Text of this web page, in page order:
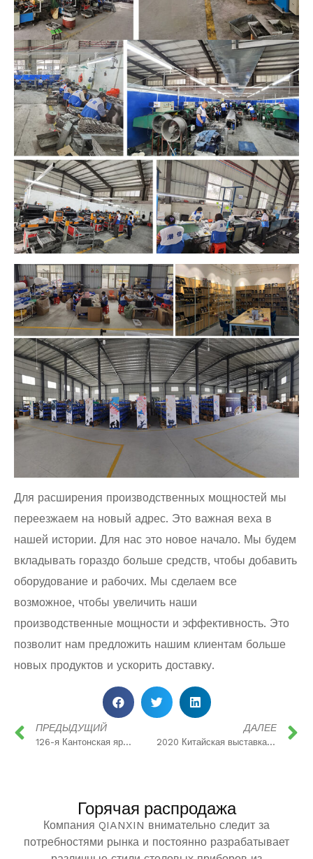
Для расширения производственных мощностей мы
переезжаем на новый адрес. Это важная веха в
нашей истории. Для нас это новое начало. Мы будем
вкладывать гораздо больше средств, чтобы добавить
оборудование и рабочих. Мы сделаем все
возможное, чтобы увеличить наши
производственные мощности и эффективность. Это
позволит нам предложить нашим клиентам больше
новых продуктов и ускорить доставку.
ПРЕДЫДУЩИЙ
126-я Кантонская ярмарка в 2019 году
ДАЛЕЕ
2020 Китайская выставка товаров повседневного использования
Горячая распродажа
Компания QIANXIN внимательно следит за
потребностями рынка и постоянно разрабатывает